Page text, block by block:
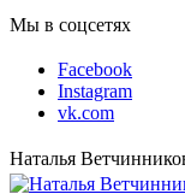
Мы в соцсетях
Facebook
Instagram
vk.com
Наталья